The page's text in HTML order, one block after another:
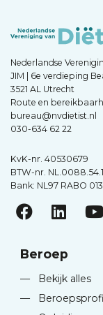
Nederlandse
JIM | 6e verdieping
3521 AL Utrecht
Route en
bureau@nvdietist.nl
030-634 62 22
KvK-nr. 40530679
BTW-nr.
Bank: NL97 RABO
Beroep
—
Bekijk alles
—